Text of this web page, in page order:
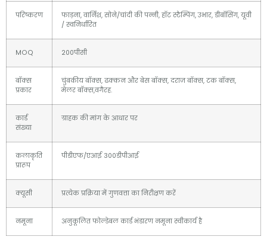
परिष्करण
फाड़ना, वार्निश, सोने/चांदी की पन्नी, हॉट स्टैम्पिंग, उभार, डीबॉसिंग, यूवी
/ स्वनिर्धारित
MOQ 200पीसी
बॉक्स
प्रकार
चुंबकीय बॉक्स, ढक्कन और बेस बॉक्स, दराज बॉक्स, टक बॉक्स,
मेलर बॉक्स,वगैरह.
कार्ड
संख्या
ग्राहक की मांग के आधार पर
कलाकृति
प्रारूप
पीडीएफ/एआई 300डीपीआई
क्यूसी प्रत्येक प्रक्रिया में गुणवत्ता का निरीक्षण करें
नमूना अनुकूलित फोल्डेबल कार्ड भंडारण नमूना स्वीकार्य है